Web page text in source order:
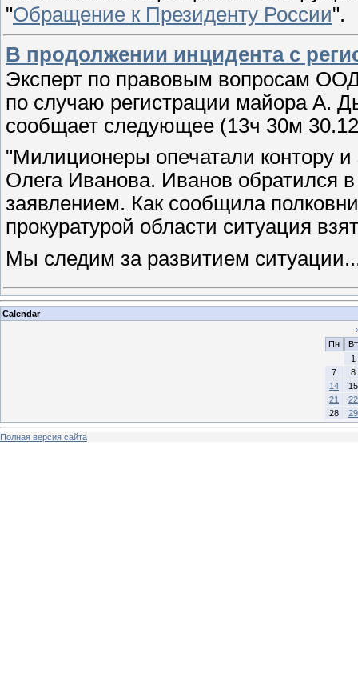
"Обращение к Президенту России".
В продолжении инцидента с
Эксперт по правовым вопросам
по случаю регистрации майора А.
сообщает следующее (13ч 30м
"Милиционеры опечатали контору
Олега Иванова. Иванов обратился
заявлением. Как сообщила
прокуратурой области ситуация
Мы следим за развитием
Calendar
Пн
Вт
1
7
8
14
15
21
22
28
29
Полная версия сайта